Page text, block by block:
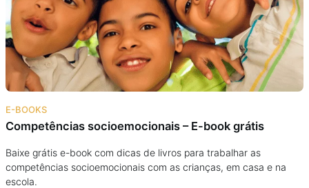
Listas
Como ler?
Na escola
Na família
Colunas
E-BOOKS
Competências socioemocionais – E-book grátis
Baixe grátis e-book com dicas de livros para trabalhar as
competências socioemocionais com as crianças, em casa e na
escola.